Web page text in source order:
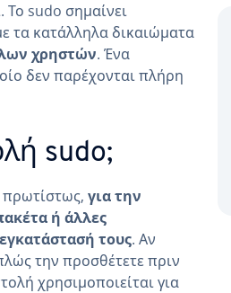
Το sudo σημαίνει
τα κατάλληλα δικαιώματα
χρηστών. Ένα
δεν παρέχονται πλήρη
sudo;
πρωτίστως, για την
ή άλλες
τους. Αν
την προσθέτετε πριν
χρησιμοποιείται για